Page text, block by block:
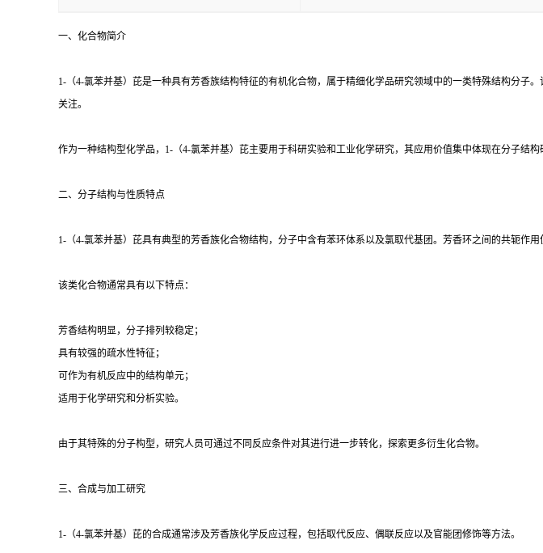
一、化合物简介
1-（4-氯苯并基）芘是一种具有芳香族结构特征的有机化合物，属于精细化学品研究领域中的一类特殊结构分
关注。
作为一种结构型化学品，1-（4-氯苯并基）芘主要用于科研实验和工业化学研究，其应用价值集中体现在分子结构
二、分子结构与性质特点
1-（4-氯苯并基）芘具有典型的芳香族化合物结构，分子中含有苯环体系以及氯取代基团。芳香环之间的共轭作
该类化合物通常具有以下特点：
芳香结构明显，分子排列较稳定；
具有较强的疏水性特征；
可作为有机反应中的结构单元；
适用于化学研究和分析实验。
由于其特殊的分子构型，研究人员可通过不同反应条件对其进行进一步转化，探索更多衍生化合物。
三、合成与加工研究
1-（4-氯苯并基）芘的合成通常涉及芳香族化学反应过程，包括取代反应、偶联反应以及官能团修饰等方法。